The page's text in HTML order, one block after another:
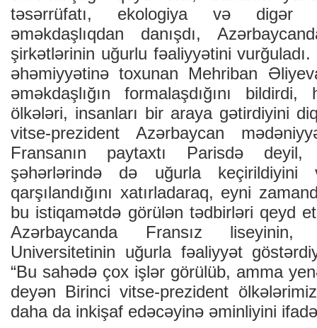
təsərrüfatı, ekologiya və digər
əməkdaşlıqdan danışdı,
şirkətlərinin uğurlu fəaliyyətini
əhəmiyyətinə toxunan Mehriban
əməkdaşlığın formalaşdığını
ölkələri, insanları bir araya gətirdiyini
vitse-prezident Azərbaycan
Fransanın paytaxtı Parisdə
şəhərlərində də uğurla
qarşılandığını xatırladaraq, eyni
bu istiqamətdə görülən tədbirləri qeyd
Azərbaycanda Fransız liseyinin,
Universitetinin uğurla fəaliyyət
“Bu sahədə çox işlər görülüb, amma
deyən Birinci vitse-prezident
daha da inkişaf edəcəyinə əminliyini